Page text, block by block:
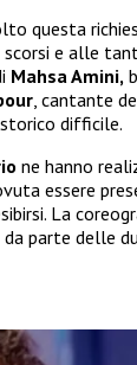
questa
scorsi e alle
Mahsa Amini,
, cantante
difficile.
ne hanno
essere
La
parte delle